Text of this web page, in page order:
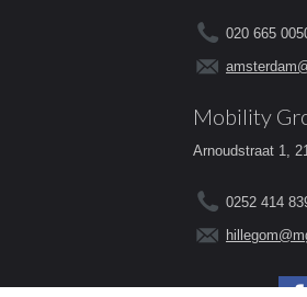
020 665
Mobility
Arnoudstraat 1,
0252 414
Volg ons op: